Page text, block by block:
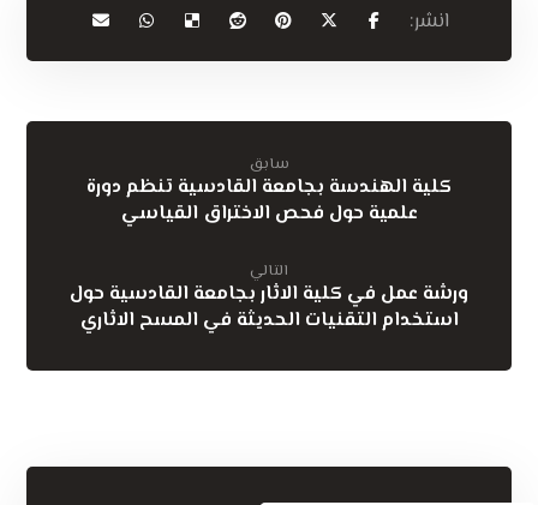
سابق
كلية الهندسة بجامعة القادسية تنظم دورة
علمية حول فحص الاختراق القياسي
التالي
ورشة عمل في كلية الاثار بجامعة القادسية حول
استخدام التقنيات الحديثة في المسح الاثاري